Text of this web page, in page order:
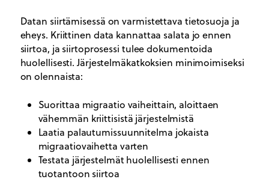
Datan siirtämisessä on varmistettava tietosuoja ja
eheys. Kriittinen data kannattaa salata jo ennen
siirtoa, ja siirtoprosessi tulee dokumentoida
huolellisesti. Järjestelmäkatkoksien minimoimiseksi
on olennaista:
Suorittaa migraatio vaiheittain, aloittaen
vähemmän kriittisistä järjestelmistä
Laatia palautumissuunnitelma jokaista
migraatiovaihetta varten
Testata järjestelmät huolellisesti ennen
tuotantoon siirtoa